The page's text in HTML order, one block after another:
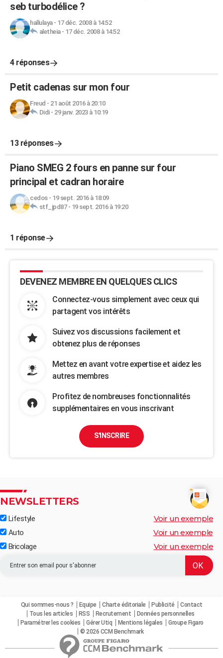
seb turbodélice ?
hallulaya- 17 déc. 2008 à 14:52
aletheia- 17 déc. 2008 à 14:52
4 réponses
Petit cadenas sur mon four
Freud - 21 août 2016 à 20:10
Didi- 29 janv. 2023 à 10:19
13 réponses
Piano SMEG 2 fours en panne sur four
principal et cadran horaire
cedos- 19 sept. 2016 à 18:09
stf_jpd87- 19 sept. 2016 à 19:20
1 réponse
DEVENEZ MEMBRE EN QUELQUES CLICS
Connectez-vous simplement avec ceux qui
partagent vos intérêts
Suivez vos discussions facilement et
obtenez plus de réponses
Mettez en avant votre expertise et aidez les
autres membres
Profitez de nombreuses fonctionnalités
supplémentaires en vous inscrivant
S'INSCRIRE
NEWSLETTERS
Lifestyle Voir un exemple
Auto Voir un exemple
Bricolage Voir un exemple
Qui sommes-nous ? Equipe Charte éditoriale Publicité
Contact
Tous les articles
RSS Recrutement
Données personnelles
Paramétrer les cookies
Gérer Utiq Mentions légales
Groupe Figaro
© 2026 CCM Benchmark